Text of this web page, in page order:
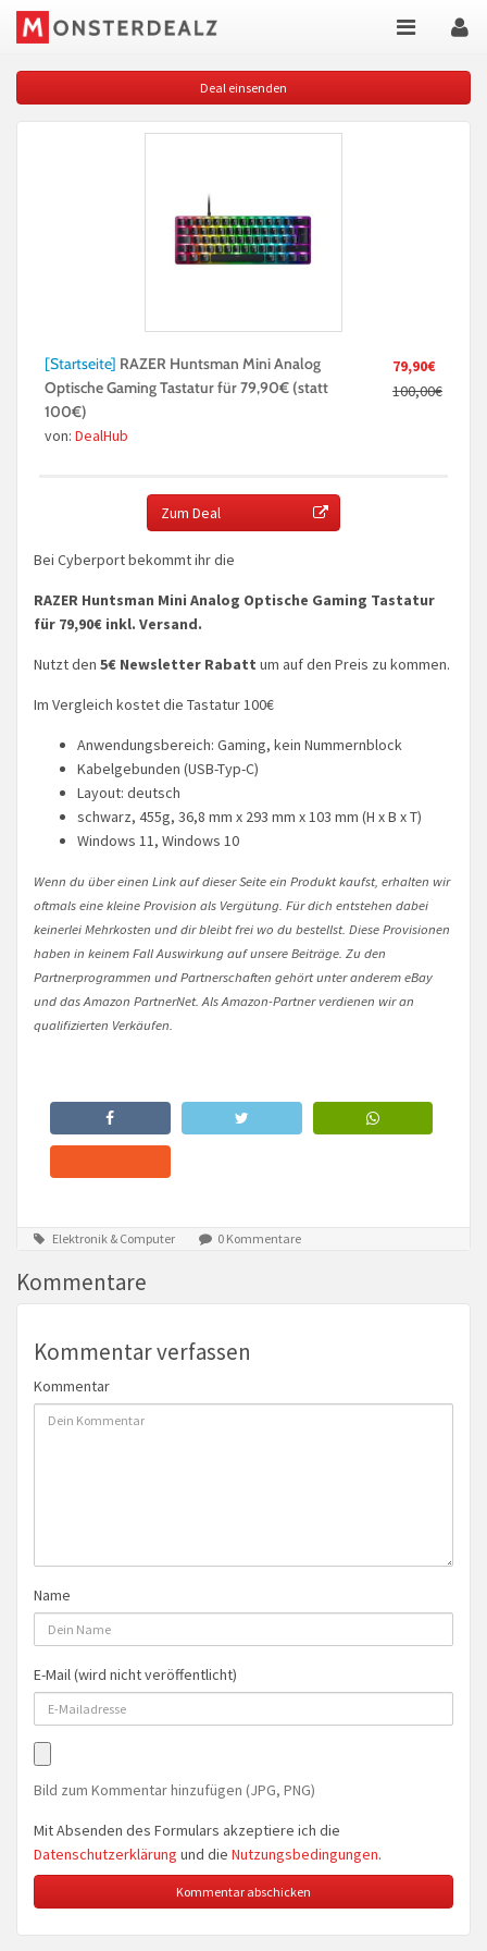
Deal einsenden
79,90€
100,00€
[Startseite] RAZER Huntsman Mini Analog
Optische Gaming Tastatur für 79,90€ (statt
100€)
von: DealHub
Zum Deal
Bei Cyberport bekommt ihr die
RAZER Huntsman Mini Analog Optische Gaming Tastatur
für 79,90€ inkl. Versand.
Nutzt den 5€ Newsletter Rabatt um auf den Preis zu kommen.
Im Vergleich kostet die Tastatur 100€
Anwendungsbereich: Gaming, kein Nummernblock
Kabelgebunden (USB-Typ-C)
Layout: deutsch
schwarz, 455g, 36,8 mm x 293 mm x 103 mm (H x B x T)
Windows 11, Windows 10
Wenn du über einen Link auf dieser Seite ein Produkt kaufst, erhalten wir
oftmals eine kleine Provision als Vergütung. Für dich entstehen dabei
keinerlei Mehrkosten und dir bleibt frei wo du bestellst. Diese Provisionen
haben in keinem Fall Auswirkung auf unsere Beiträge. Zu den
Partnerprogrammen und Partnerschaften gehört unter anderem eBay
und das Amazon PartnerNet. Als Amazon-Partner verdienen wir an
qualifizierten Verkäufen.
Elektronik & Computer 0 Kommentare
Kommentare
Kommentar verfassen
Kommentar
Name
E-Mail (wird nicht veröffentlicht)
Bild zum Kommentar hinzufügen (JPG, PNG)
Mit Absenden des Formulars akzeptiere ich die
Datenschutzerklärung und die Nutzungsbedingungen.